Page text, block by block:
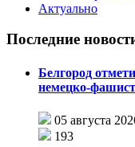
Актуально
Последние
Белгород
немецко-
05 августа
193